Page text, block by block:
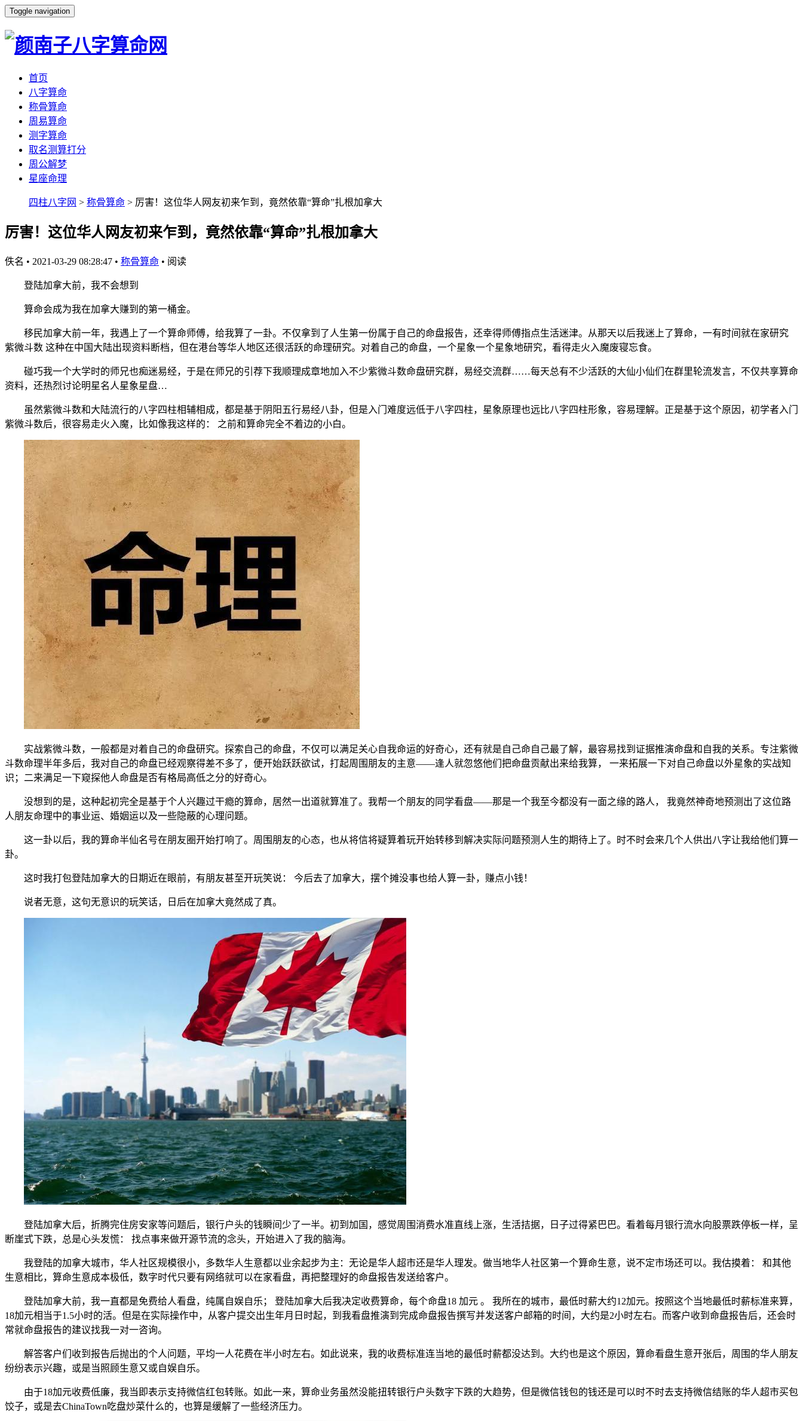
Toggle navigation
首页
八字算命
称骨算命
周易算命
测字算命
取名测算打分
周公解梦
星座命理
四柱八字网 > 称骨算命 > 厉害！这位华人网友初来乍到，竟然依靠“算命”扎根加拿大
厉害！这位华人网友初来乍到，竟然依靠“算命”扎根加拿大
佚名 • 2021-03-29 08:28:47 • 称骨算命 • 阅读
登陆加拿大前，我不会想到
算命会成为我在加拿大赚到的第一桶金。
移民加拿大前一年，我遇上了一个算命师傅，给我算了一卦。不仅拿到了人生第一份属于自己的命盘报告，还幸得师傅指点生活迷津。从那天以后我迷上了算命，一有时间就在家研究
紫微斗数 这种在中国大陆出现资料断档，但在港台等华人地区还很活跃的命理研究。对着自己的命盘，一个星象一个星象地研究，看得走火入魔废寝忘食。
碰巧我一个大学时的师兄也痴迷易经，于是在师兄的引荐下我顺理成章地加入不少紫微斗数命盘研究群，易经交流群……每天总有不少活跃的大仙小仙们在群里轮流发言，不仅共享算命
资料，还热烈讨论明星名人星象星盘…
虽然紫微斗数和大陆流行的八字四柱相辅相成，都是基于阴阳五行易经八卦，但是入门难度远低于八字四柱，星象原理也远比八字四柱形象，容易理解。正是基于这个原因，初学者入门
紫微斗数后，很容易走火入魔，比如像我这样的： 之前和算命完全不着边的小白。
实战紫微斗数，一般都是对着自己的命盘研究。探索自己的命盘，不仅可以满足关心自我命运的好奇心，还有就是自己命自己最了解，最容易找到证据推演命盘和自我的关系。专注紫微
斗数命理半年多后，我对自己的命盘已经观察得差不多了，便开始跃跃欲试，打起周围朋友的主意——逢人就忽悠他们把命盘贡献出来给我算， 一来拓展一下对自己命盘以外星象的实战知
识；二来满足一下窥探他人命盘是否有格局高低之分的好奇心。
没想到的是，这种起初完全是基于个人兴趣过干瘾的算命，居然一出道就算准了。我帮一个朋友的同学看盘——那是一个我至今都没有一面之缘的路人， 我竟然神奇地预测出了这位路
人朋友命理中的事业运、婚姻运以及一些隐蔽的心理问题。
这一卦以后，我的算命半仙名号在朋友圈开始打响了。周围朋友的心态，也从将信将疑算着玩开始转移到解决实际问题预测人生的期待上了。时不时会来几个人供出八字让我给他们算一
卦。
这时我打包登陆加拿大的日期近在眼前，有朋友甚至开玩笑说： 今后去了加拿大，摆个摊没事也给人算一卦，赚点小钱！
说者无意，这句无意识的玩笑话，日后在加拿大竟然成了真。
登陆加拿大后，折腾完住房安家等问题后，银行户头的钱瞬间少了一半。初到加国，感觉周围消费水准直线上涨，生活拮据，日子过得紧巴巴。看着每月银行流水向股票跌停板一样，呈
断崖式下跌，总是心头发慌： 找点事来做开源节流的念头，开始进入了我的脑海。
我登陆的加拿大城市，华人社区规模很小，多数华人生意都以业余起步为主：无论是华人超市还是华人理发。做当地华人社区第一个算命生意，说不定市场还可以。我估摸着： 和其他
生意相比，算命生意成本极低，数字时代只要有网络就可以在家看盘，再把整理好的命盘报告发送给客户。
登陆加拿大前，我一直都是免费给人看盘，纯属自娱自乐； 登陆加拿大后我决定收费算命，每个命盘18 加元 。 我所在的城市，最低时薪大约12加元。按照这个当地最低时薪标准来算，
18加元相当于1.5小时的活。但是在实际操作中，从客户提交出生年月日时起，到我看盘推演到完成命盘报告撰写并发送客户邮箱的时间，大约是2小时左右。而客户收到命盘报告后，还会时
常就命盘报告的建议找我一对一咨询。
解答客户们收到报告后抛出的个人问题，平均一人花费在半小时左右。如此说来，我的收费标准连当地的最低时薪都没达到。大约也是这个原因，算命看盘生意开张后，周围的华人朋友
纷纷表示兴趣，或是当照顾生意又或自娱自乐。
由于18加元收费低廉，我当即表示支持微信红包转账。如此一来，算命业务虽然没能扭转银行户头数字下跌的大趋势，但是微信钱包的钱还是可以时不时去支持微信结账的华人超市买包
饺子，或是去ChinaTown吃盘炒菜什么的，也算是缓解了一些经济压力。